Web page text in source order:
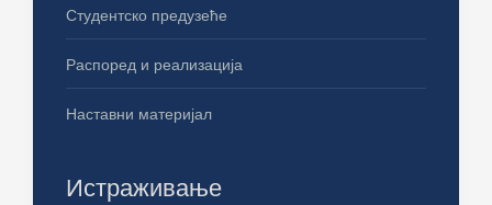
Студентско предузеће
Распоред и реализација
Наставни материјал
Истраживање